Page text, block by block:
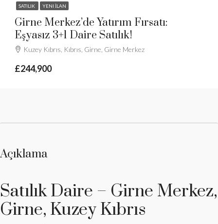
SATILIK YENI İLAN
Girne Merkez’de Yatırım Fırsatı:
Eşyasız 3+1 Daire Satılık!
Kuzey Kıbrıs, Kıbrıs, Girne, Girne Merkez
£244,900
Açıklama
Satılık Daire – Girne Merkez,
Girne, Kuzey Kıbrıs